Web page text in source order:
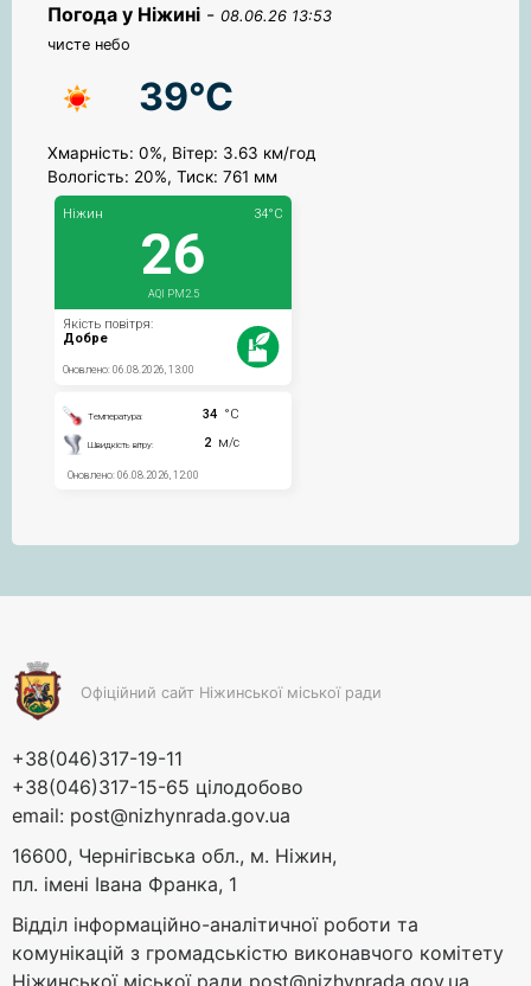
Погода у Ніжині - 08.06.26 13:53
чисте небо
39°C
Хмарність: 0%, Вітер: 3.63 км/год
Вологість: 20%, Тиск: 761 мм
Офіційний сайт Ніжинської міської ради
+38(046)317-19-11
+38(046)317-15-65 цілодобово
email: post@nizhynrada.gov.ua
16600, Чернігівська обл., м. Ніжин,
пл. імені Івана Франка, 1
Відділ інформаційно-аналітичної роботи та
комунікацій з громадськістю виконавчого комітету
Ніжинської міської ради post@nizhynrada.gov.ua